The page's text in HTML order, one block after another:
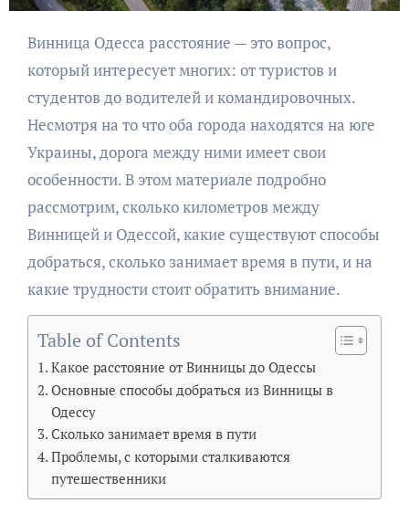
Винница Одесса расстояние — это вопрос,
который интересует многих: от туристов и
студентов до водителей и командировочных.
Несмотря на то что оба города находятся на юге
Украины, дорога между ними имеет свои
особенности. В этом материале подробно
рассмотрим, сколько километров между
Винницей и Одессой, какие существуют способы
добраться, сколько занимает время в пути, и на
какие трудности стоит обратить внимание.
Table of Contents
Какое расстояние от Винницы до Одессы
Основные способы добраться из Винницы в
Одессу
Сколько занимает время в пути
Проблемы, с которыми сталкиваются
путешественники